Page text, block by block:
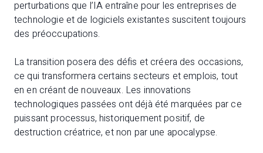
perturbations que l’IA entraîne pour les entreprises de
technologie et de logiciels existantes suscitent toujours
des préoccupations.
La transition posera des défis et créera des occasions,
ce qui transformera certains secteurs et emplois, tout
en en créant de nouveaux. Les innovations
technologiques passées ont déjà été marquées par ce
puissant processus, historiquement positif, de
destruction créatrice, et non par une apocalypse.